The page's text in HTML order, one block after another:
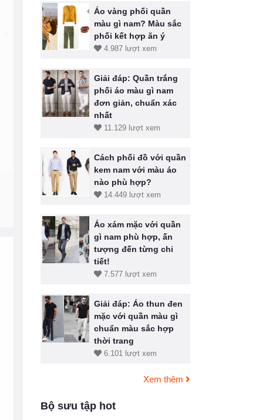
Áo vàng phối quần
màu gì nam? Màu sắc
phối kết hợp ăn ý
4.987 lượt xem
Giải đáp: Quần trắng
phối áo màu gì nam
đơn giản, chuẩn xác
nhất
11.129 lượt xem
Cách phối đồ với quần
kem nam với màu áo
nào phù hợp?
14.449 lượt xem
Áo xám mặc với quần
gì nam phù hợp, ấn
tượng đến từng chi
tiết!
7.577 lượt xem
Giải đáp: Áo thun đen
mặc với quần màu gì
chuẩn màu sắc hợp
thời trang
6.101 lượt xem
Xem thêm
Bộ sưu tập hot